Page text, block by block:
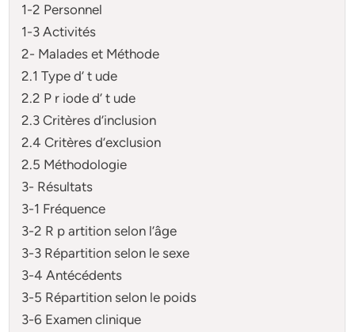
1-2 Personnel
1-3 Activités
2- Malades et Méthode
2.1 Type d’ t ude
2.2 P r iode d’ t ude
2.3 Critères d’inclusion
2.4 Critères d’exclusion
2.5 Méthodologie
3- Résultats
3-1 Fréquence
3-2 R p artition selon l’âge
3-3 Répartition selon le sexe
3-4 Antécédents
3-5 Répartition selon le poids
3-6 Examen clinique